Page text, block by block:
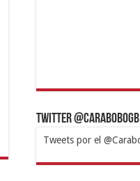
Twitter @CaraboboGB
Tweets por el
1xbetBetturkeyBetist
https://